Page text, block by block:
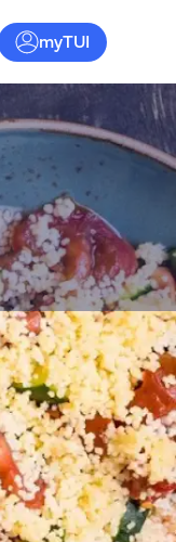
myTUI